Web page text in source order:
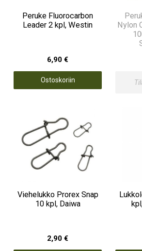
Peruke Fluorocarbon
Leader 2 kpl, Westin
6,90 €
Ostoskoriin
Nylon
Viehelukko Prorex Snap
10 kpl, Daiwa
2,90 €